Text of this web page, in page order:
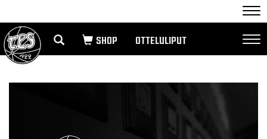
OTTELULIPUT